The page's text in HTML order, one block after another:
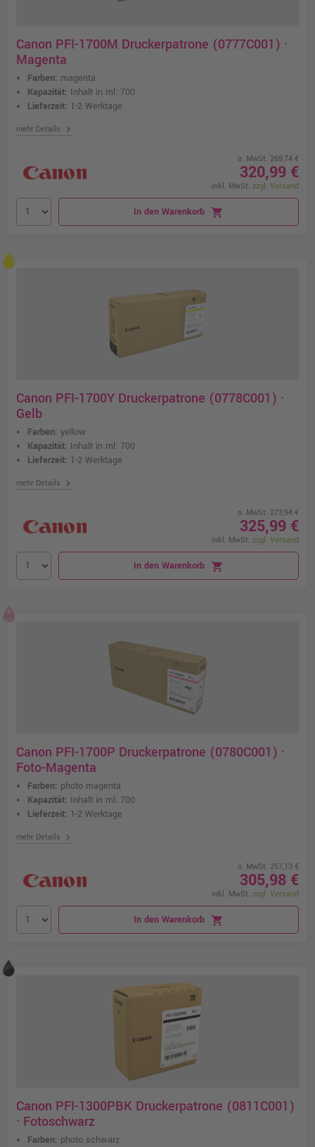
Canon PFI-1700M Druckerpatrone (0777C001) ·
Magenta
Farben: magenta
Kapazität: Inhalt in ml: 700
Lieferzeit: 1-2 Werktage
mehr Details chevron_right
o. MwSt. 269,74 €
320,99 €
inkl. MwSt. zzgl. Versand
In den Warenkorb shopping_cart
Canon PFI-1700Y Druckerpatrone (0778C001) ·
Gelb
Farben: yellow
Kapazität: Inhalt in ml: 700
Lieferzeit: 1-2 Werktage
mehr Details chevron_right
o. MwSt. 273,94 €
325,99 €
inkl. MwSt. zzgl. Versand
In den Warenkorb shopping_cart
Canon PFI-1700P Druckerpatrone (0780C001) ·
Foto-Magenta
Farben: photo magenta
Kapazität: Inhalt in ml: 700
Lieferzeit: 1-2 Werktage
mehr Details chevron_right
o. MwSt. 257,13 €
305,98 €
inkl. MwSt. zzgl. Versand
In den Warenkorb shopping_cart
Canon PFI-1300PBK Druckerpatrone (0811C001)
· Fotoschwarz
Farben: photo schwarz